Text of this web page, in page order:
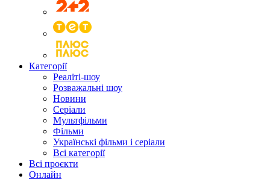
Категорії
Реаліті-шоу
Розважальні шоу
Новини
Серіали
Мультфільми
Фільми
Українські фільми і серіали
Всі категорії
Всі проєкти
Онлайн